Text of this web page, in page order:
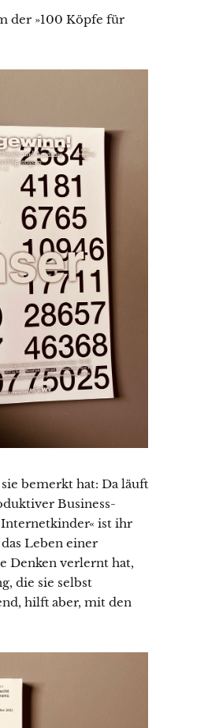
der »100 Köpfe für
be­merkt hat: Da läuft
Business­
ist ihr
Leben einer
Denken verlernt hat,
die sie selbst
hilft aber, mit den